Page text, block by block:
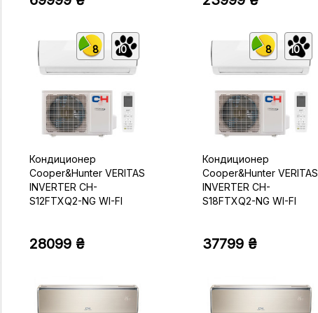
8 10
Кондиционер
Cooper&Hunter VERITAS
INVERTER CH-
S12FTXQ2-NG WI-FI
28099 ₴
8 10
Кондиционер
Cooper&Hunter VERITAS
INVERTER CH-
S18FTXQ2-NG WI-FI
37799 ₴